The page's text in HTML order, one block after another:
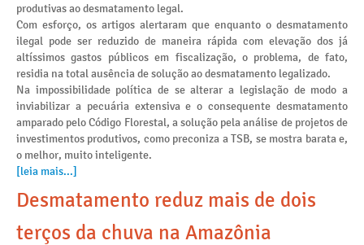
produtivas ao desmatamento legal.
Com esforço, os artigos alertaram que enquanto o desmatamento
ilegal pode ser reduzido de maneira rápida com elevação dos já
altíssimos gastos públicos em fiscalização, o problema, de fato,
residia na total ausência de solução ao desmatamento legalizado.
Na impossibilidade política de se alterar a legislação de modo a
inviabilizar a pecuária extensiva e o consequente desmatamento
amparado pelo Código Florestal, a solução pela análise de projetos de
investimentos produtivos, como preconiza a TSB, se mostra barata e,
o melhor, muito inteligente.
[leia mais...]
Desmatamento reduz mais de dois
terços da chuva na Amazônia